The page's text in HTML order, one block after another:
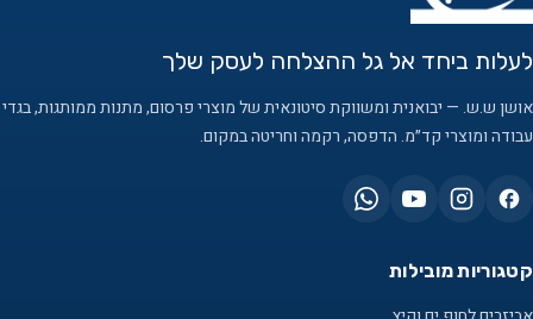
לעלות ביחד אל גל ההצלחה לעסק שלך
אושן ש.ש. — יבואנית ומשווקת סיטונאית של מוצרי פרסום, מתנות ממותגות, בגדי
עבודה ומוצרי קד״מ. הדפסה, רקמה וחריטה במקום.
קטגוריות מובילות